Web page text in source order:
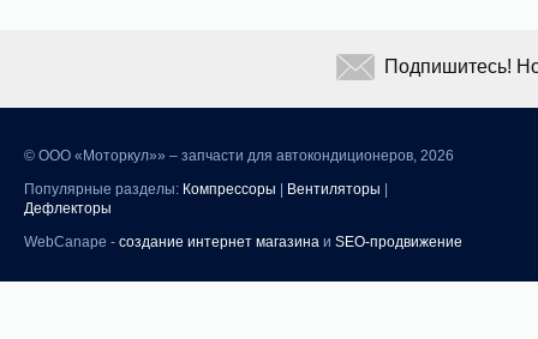
© ООО «Моторкул»» – запчасти для автокондиционеров, 2026
Популярные разделы: Компрессоры Вентиляторы
Дефлекторы
WebCanape - создание интернет магазина и SEO-продвижение
Подпишитесь!